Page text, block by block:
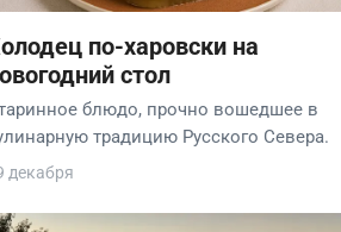
по-харовски на
стол
блюдо, прочно вошедшее в
традицию Русского Севера.
декабря